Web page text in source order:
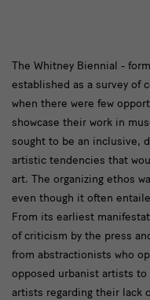
Adam
D.
Weinberg
Arnhold
Lectures
The Whitney Biennial -
established as a survey of
when there were few
showcase their work in
sought to be an inclusive,
artistic tendencies that
art. The organizing ethos
even though it often
From its earliest
of criticism by the press
from abstractionists who
opposed urbanist artists
artists regarding their lack